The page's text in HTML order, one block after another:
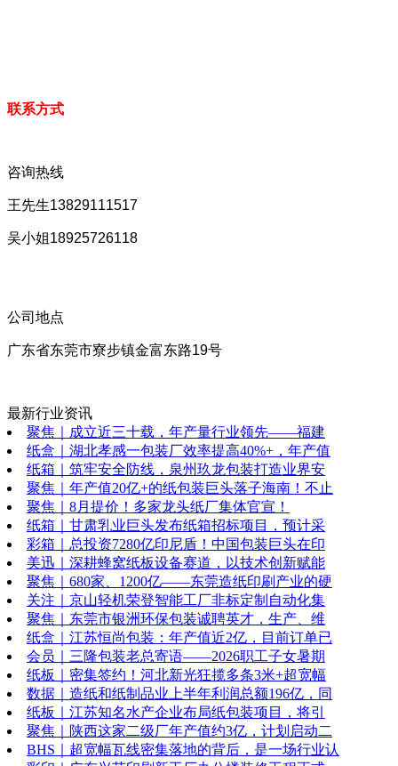
联系方式
咨询热线
王先生13829111517
吴小姐18925726118
公司地点
广东省东莞市寮步镇金富东路19号
最新行业资讯
聚焦｜成立近三十载，年产量行业领先——福建
纸盒｜湖北孝感一包装厂效率提高40%+，年产值
纸箱｜筑牢安全防线，泉州玖龙包装打造业界安
聚焦｜年产值20亿+的纸包装巨头落子海南！不止
聚焦｜8月提价！多家龙头纸厂集体官宣！
纸箱｜甘肃乳业巨头发布纸箱招标项目，预计采
彩箱｜总投资7280亿印尼盾！中国包装巨头在印
美迅｜深耕蜂窝纸板设备赛道，以技术创新赋能
聚焦｜680家、1200亿——东莞造纸印刷产业的硬
关注｜京山轻机荣登智能工厂非标定制自动化集
聚焦｜东莞市银洲环保包装诚聘英才，生产、维
纸盒｜江苏恒尚包装：年产值近2亿，目前订单已
会员｜三隆包装老总寄语——2026职工子女暑期
纸板｜密集签约！河北新光狂揽多条3米+超宽幅
数据｜造纸和纸制品业上半年利润总额196亿，同
纸板｜江苏知名水产企业布局纸包装项目，将引
聚焦｜陕西这家二级厂年产值约3亿，计划启动二
BHS｜超宽幅瓦线密集落地的背后，是一场行业认